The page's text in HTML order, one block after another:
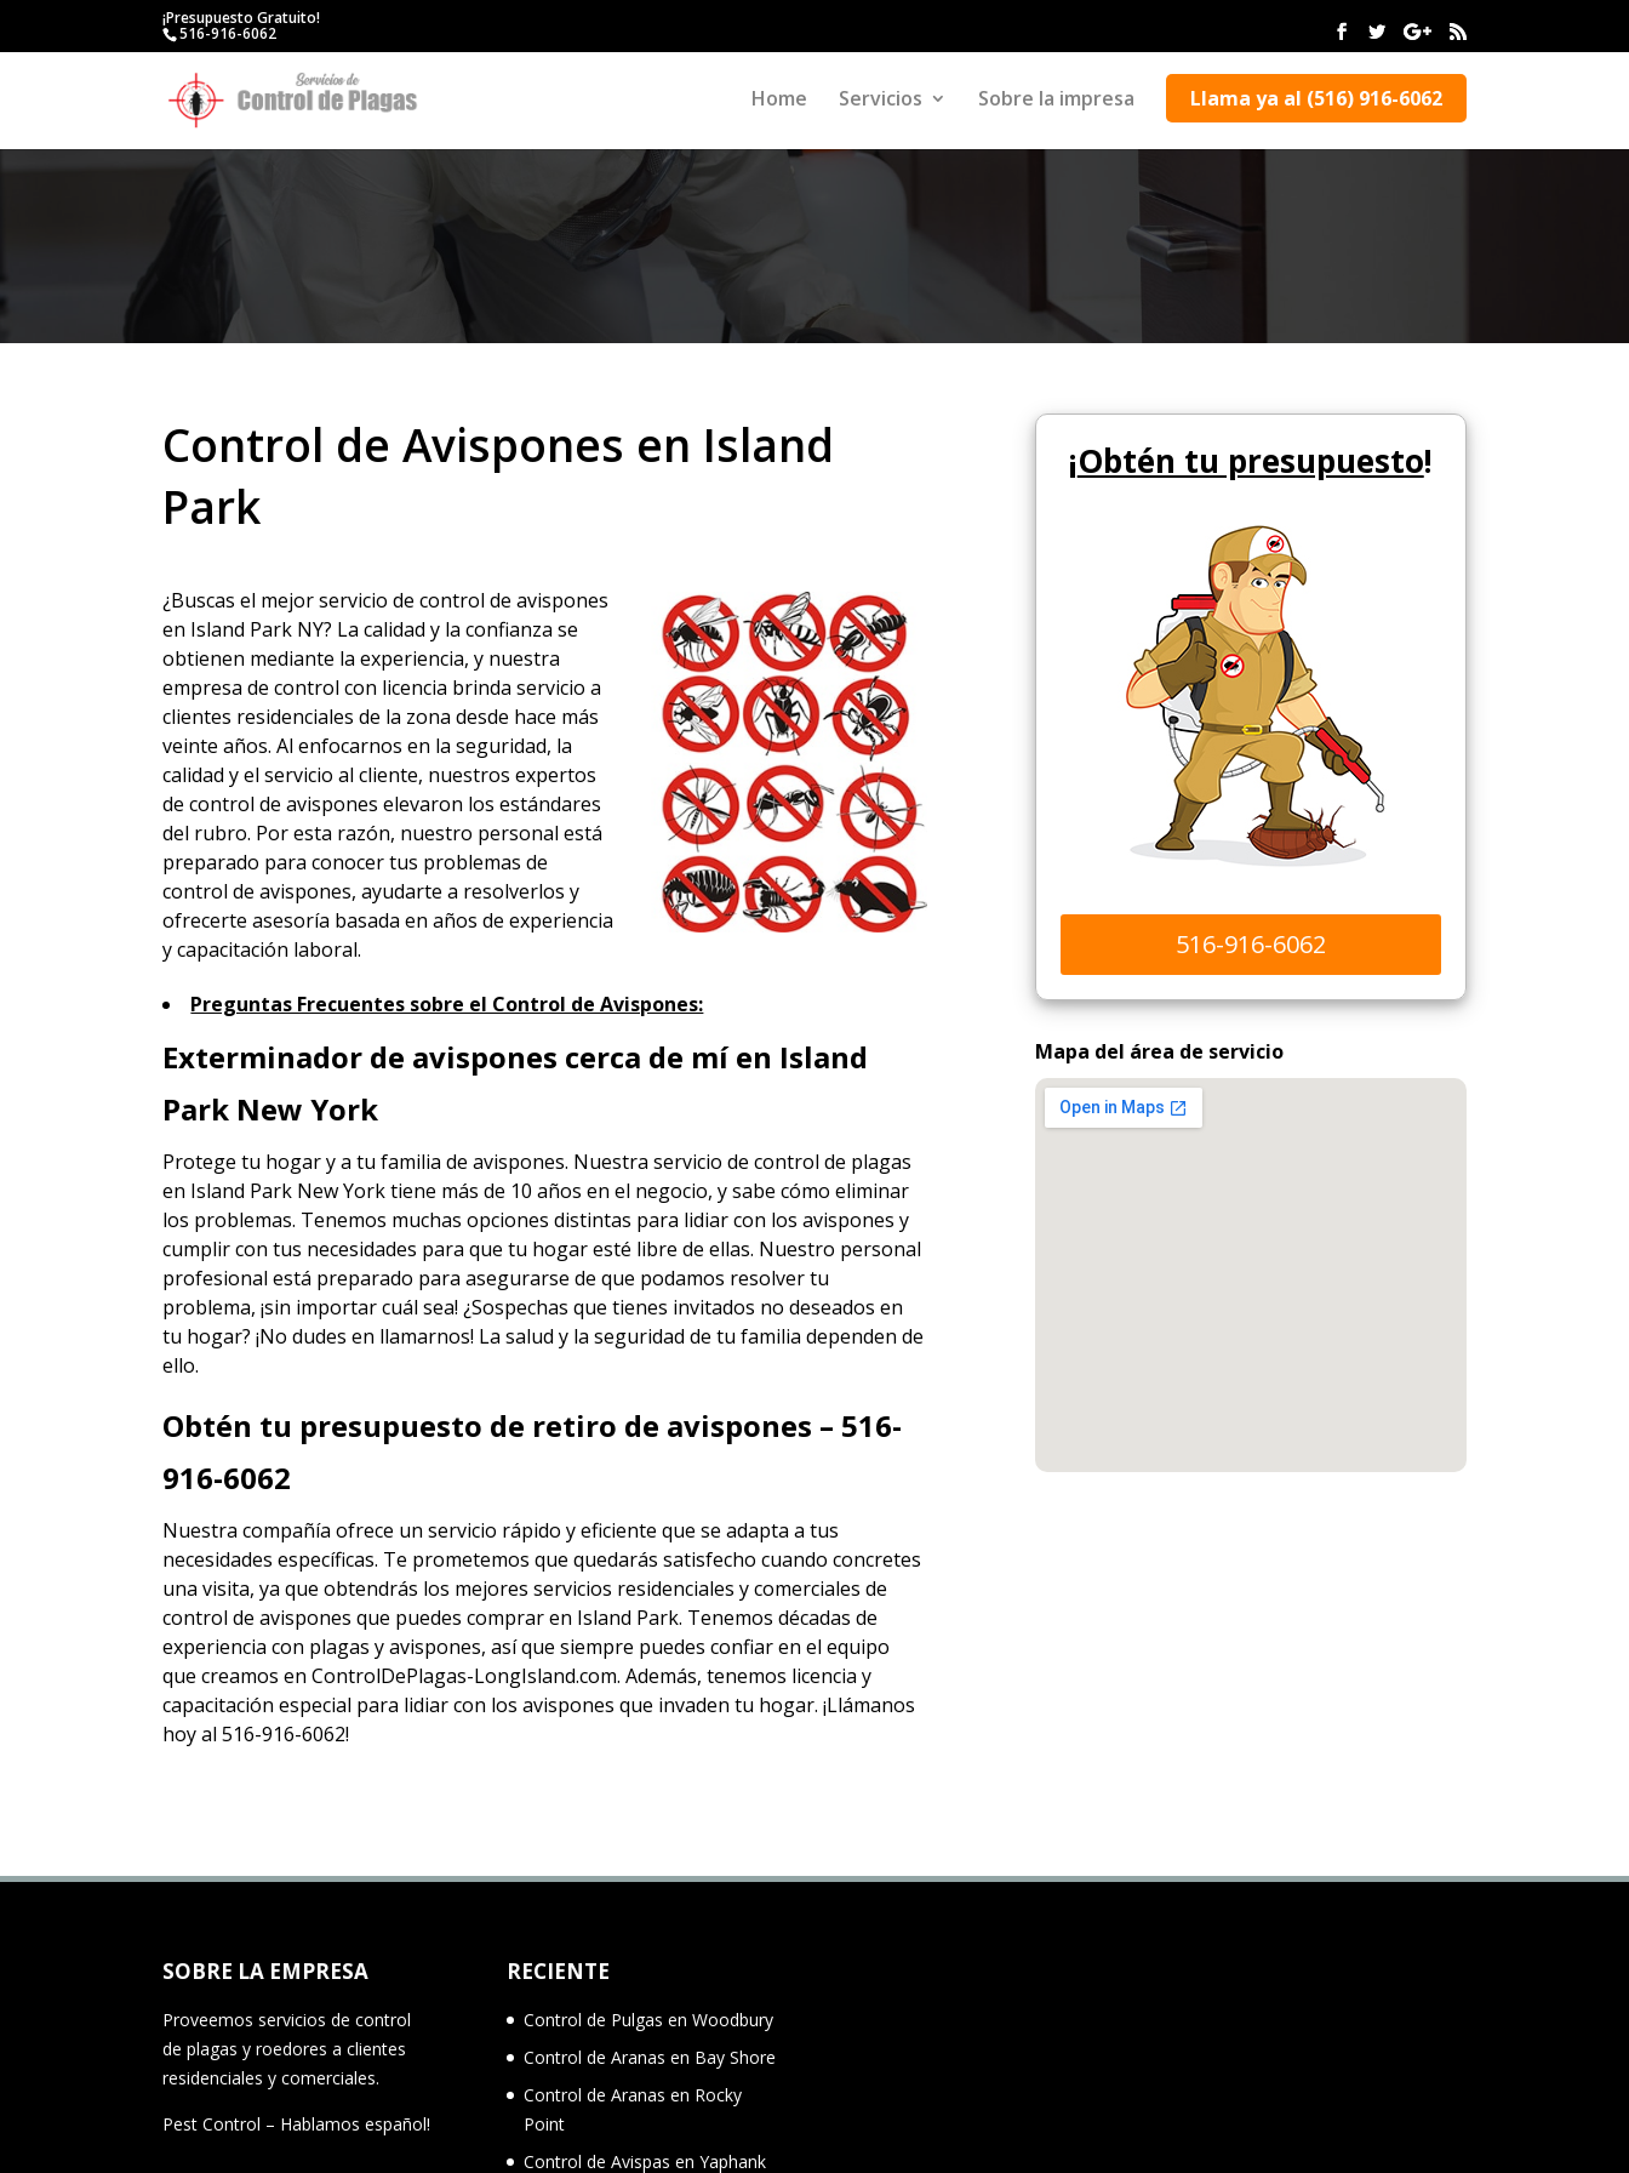
¡Presupuesto Gratuito!
516-916-6062
Home Servicios Sobre la impresa Llama ya al (516) 916-6062
Control de Avispones en Island
Park
¿Buscas el mejor servicio de control de avispones
en Island Park NY? La calidad y la confianza se
obtienen mediante la experiencia, y nuestra
empresa de control con licencia brinda servicio a
clientes residenciales de la zona desde hace más
veinte años. Al enfocarnos en la seguridad, la
calidad y el servicio al cliente, nuestros expertos
de control de avispones elevaron los estándares
del rubro. Por esta razón, nuestro personal está
preparado para conocer tus problemas de
control de avispones, ayudarte a resolverlos y
ofrecerte asesoría basada en años de experiencia
y capacitación laboral.
Preguntas Frecuentes sobre el Control de Avispones:
Exterminador de avispones cerca de mí en Island
Park New York
Protege tu hogar y a tu familia de avispones. Nuestraservicio de control de plagas
en Island Park New Yorktiene más de 10 años en el negocio, y sabe cómo eliminar
los problemas. Tenemos muchas opciones distintas para lidiar con los avispones y
cumplir con tus necesidades para que tu hogar esté libre de ellas. Nuestro personal
profesional está preparado para asegurarse de que podamos resolver tu
problema, ¡sin importar cuál sea! ¿Sospechas que tienes invitados no deseados en
tu hogar? ¡No dudes en llamarnos! La salud y la seguridad de tu familia dependen de
ello.
Obtén tu presupuesto de retiro de avispones – 516-
916-6062
Nuestra compañía ofrece un servicio rápido y eficiente que se adapta a tus
necesidades específicas. Te prometemos que quedarás satisfecho cuando concretes
una visita, ya que obtendrás los mejoresservicios residenciales y comerciales de
control de avispones que puedes comprar en Island Park. Tenemos décadas de
experiencia con plagas y avispones, así que siempre puedesconfiar en el equipo
que creamos en ControlDePlagas-LongIsland.com. Además, tenemos licencia y
capacitación especial para lidiar con los avispones que invaden tu hogar. ¡Llámanos
hoy al 516-916-6062!
¡Obtén tu presupuesto!
516-916-6062
Mapa del área de servicio
SOBRE LA EMPRESA
Proveemos servicios de control
de plagas y roedores a clientes
residenciales y comerciales.
Pest Control – Hablamos español!
RECIENTE
Control de Pulgas en Woodbury
Control de Aranas en Bay Shore
Control de Aranas en Rocky
Point
Control de Avispas en Yaphank